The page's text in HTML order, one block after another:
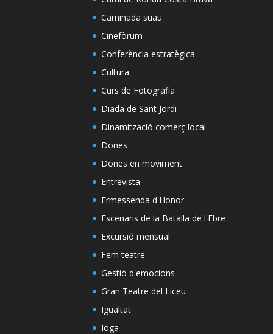
Caminada suau
Cinefòrum
Conferència estratègica
Cultura
Curs de Fotografia
Diada de Sant Jordi
Dinamització comerç local
Dones
Dones en moviment
Entrevista
Ermessenda d'Honor
Escenaris de la Batalla de l'Ebre
Excursió mensual
Fem teatre
Gestió d'emocions
Gran Teatre del Liceu
Igualtat
Ioga